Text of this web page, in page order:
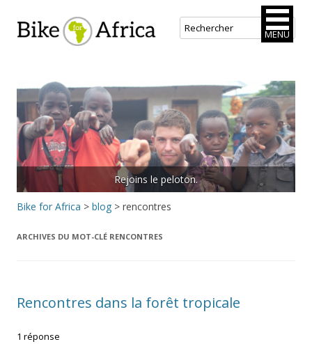
Bike for Africa
contenu
principal
Rejoins le peloton.
Bike for Africa > blog > rencontres
ARCHIVES DU MOT-CLÉ RENCONTRES
Rencontres dans la forêt tropicale
1 réponse
MENU